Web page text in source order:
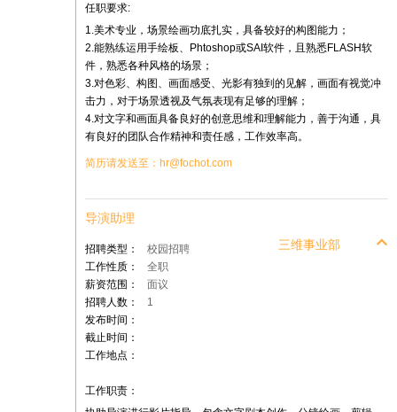
任职要求:
1.美术专业，场景绘画功底扎实，具备较好的构图能力；
2.能熟练运用手绘板、Phtoshop或SAI软件，且熟悉FLASH软
件，熟悉各种风格的场景；
3.对色彩、构图、画面感受、光影有独到的见解，画面有视觉冲
击力，对于场景透视及气氛表现有足够的理解；
4.对文字和画面具备良好的创意思维和理解能力，善于沟通，具
有良好的团队合作精神和责任感，工作效率高。
简历请发送至：hr@fochot.com
导演助理
三维事业部
招聘类型：
校园招聘
工作性质：
全职
薪资范围：
面议
招聘人数：
1
发布时间：
截止时间：
工作地点：
工作职责：